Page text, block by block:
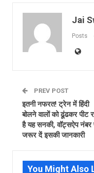
Jai
Posts
PREV POST
इतनी नफरत! ट्रेन में हिंदी
बोलने वालों को ढूंढकर पीट
है यह सनकी, वॉट्सऐप नंबर
जरूर दें इसकी जानकारी
You Might Also